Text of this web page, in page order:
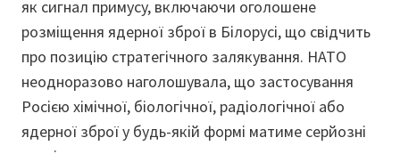
як сигнал примусу, включаючи оголошене
розміщення ядерної зброї в Білорусі, що свідчить
про позицію стратегічного залякування. НАТО
неодноразово наголошувала, що застосування
Росією хімічної, біологічної, радіологічної або
ядерної зброї у будь-якій формі матиме серйозні